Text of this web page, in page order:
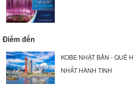
Điểm đến
KOBE NHẬT BẢN - QUÊ
NHẤT HÀNH TINH